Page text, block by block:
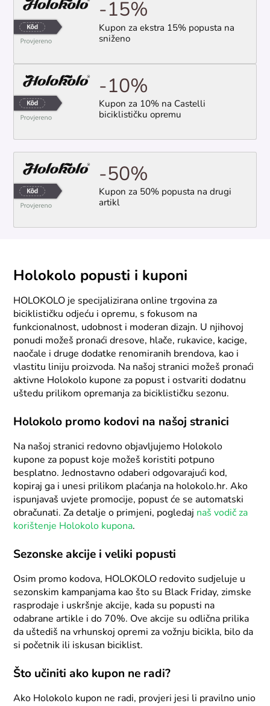
-15%
Kupon za ekstra 15% popusta na
sniženo
-10%
Kupon za 10% na Castelli
biciklističku opremu
-50%
Kupon za 50% popusta na drugi
artikl
Holokolo popusti i kuponi
HOLOKOLO je specijalizirana online trgovina za
biciklističku odjeću i opremu, s fokusom na
funkcionalnost, udobnost i moderan dizajn. U njihovoj
ponudi možeš pronaći dresove, hlače, rukavice, kacige,
naočale i druge dodatke renomiranih brendova, kao i
vlastitu liniju proizvoda. Na našoj stranici možeš pronaći
aktivne Holokolo kupone za popust i ostvariti dodatnu
uštedu prilikom opremanja za biciklističku sezonu.
Holokolo promo kodovi na našoj stranici
Na našoj stranici redovno objavljujemo Holokolo
kupone za popust koje možeš koristiti potpuno
besplatno. Jednostavno odaberi odgovarajući kod,
kopiraj ga i unesi prilikom plaćanja na holokolo.hr. Ako
ispunjavaš uvjete promocije, popust će se automatski
obračunati. Za detalje o primjeni, pogledaj naš vodič za
korištenje Holokolo kupona.
Sezonske akcije i veliki popusti
Osim promo kodova, HOLOKOLO redovito sudjeluje u
sezonskim kampanjama kao što su Black Friday, zimske
rasprodaje i uskršnje akcije, kada su popusti na
odabrane artikle i do 70%. Ove akcije su odlična prilika
da uštediš na vrhunskoj opremi za vožnju bicikla, bilo da
si početnik ili iskusan biciklist.
Što učiniti ako kupon ne radi?
Ako Holokolo kupon ne radi, provjeri jesi li pravilno unio